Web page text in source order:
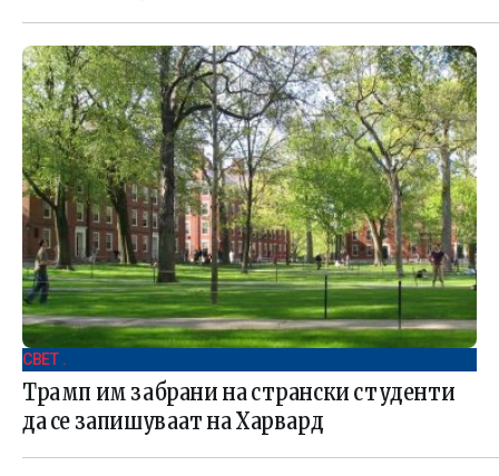
СВЕТ .
Трамп им забрани на странски студенти
да се запишуваат на Харвард